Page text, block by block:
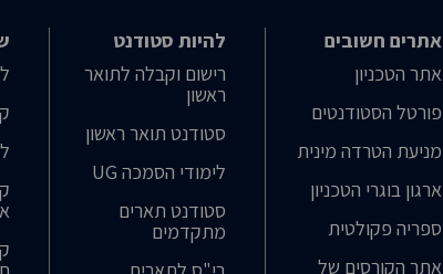
אתרים חשובים
אתר הטכניון
פורטל הסטודנטים
מניעת הטרדה מינית
ארגון בוגרי הטכניון
ספריה פקולטית
אתר הקורסים של
להיות סטודנט
רישום וקבלה לתואר
ראשון
סטודנט תואר ראשון
לימודי הסמכה UG
סטודנט תארים
מתקדמים